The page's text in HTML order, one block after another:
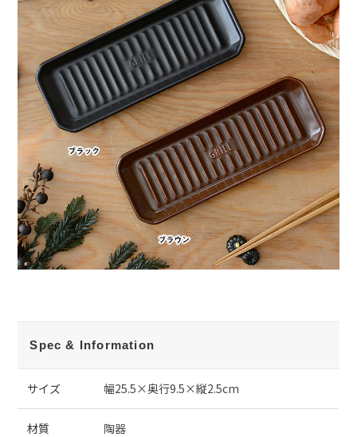
Spec & Information
サイズ 幅25.5×奥行9.5×縦2.5cm
材質 陶器